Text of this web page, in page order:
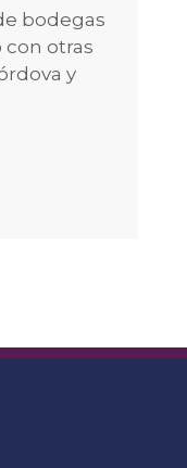
bodegas
con otras
y